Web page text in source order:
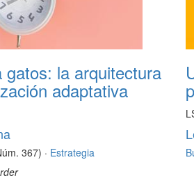
gatos: la arquitectura
adaptativa
367) · Estrategia